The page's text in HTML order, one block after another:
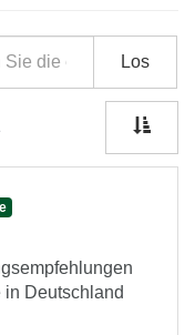
Los
in Deutschland